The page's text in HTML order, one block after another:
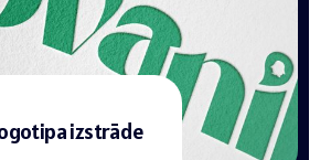
izstrāde